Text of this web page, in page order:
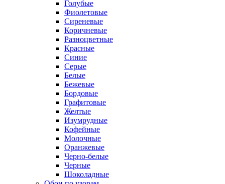
Голубые
Фиолетовые
Сиреневые
Коричневые
Разноцветные
Красные
Синие
Серые
Белые
Бежевые
Бордовые
Графитовые
Желтые
Изумрудные
Кофейные
Молочные
Оранжевые
Черно-белые
Черные
Шоколадные